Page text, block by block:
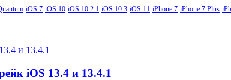
iOS 7 iOS 10 iOS 10.2.1 iOS 10.3 iOS 11 iPhone 7 iPhone 7 Plus
iOS 13.4 и 13.4.1